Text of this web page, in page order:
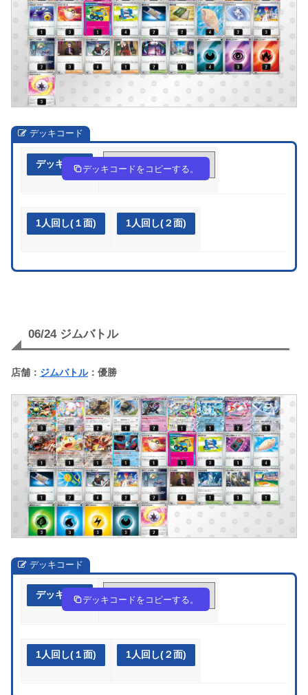
デッキコード
デッキ作成 RRyyUy-D6yGZo-SyEp2M
デッキコードをコピーする。
1人回し(１面) 1人回し(２面)
06/24 ジムバトル
店舗： ジムバトル：優勝
デッキコード
デッキ作成 8GcDD8-IPdROn-Gc488J
デッキコードをコピーする。
1人回し(１面) 1人回し(２面)